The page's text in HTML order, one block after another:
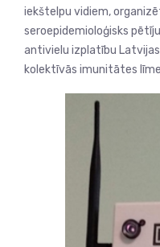
iekštelpu vidiem,
seroepidemioloģisks
antivielu izplatību
kolektīvās imunitātes